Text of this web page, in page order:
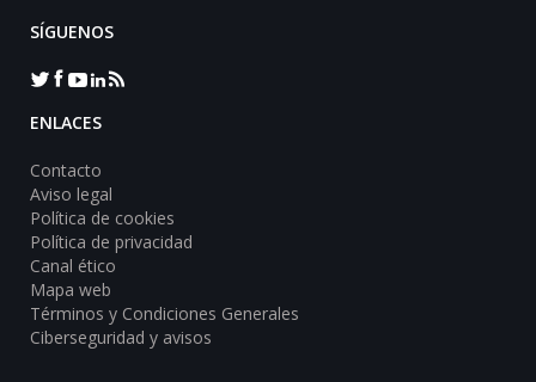
SÍGUENOS
ENLACES
Contacto
Aviso legal
Política de cookies
Política de privacidad
Canal ético
Mapa web
Términos y Condiciones Generales
Ciberseguridad y avisos